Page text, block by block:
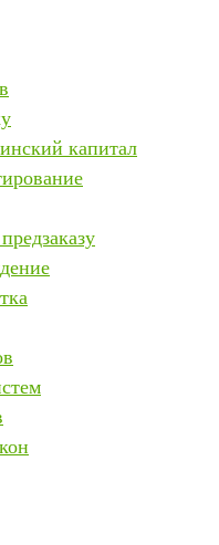
капитал